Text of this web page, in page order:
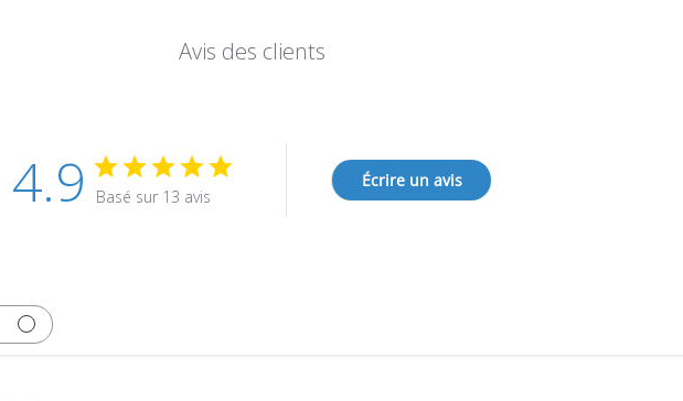
Avis des clients
4.9 Basé sur 13 avis
Écrire un avis